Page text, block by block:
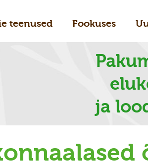
teenused Fookuses
ja